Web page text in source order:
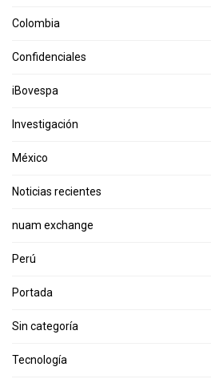
Colombia
Confidenciales
iBovespa
Investigación
México
Noticias recientes
nuam exchange
Perú
Portada
Sin categoría
Tecnología